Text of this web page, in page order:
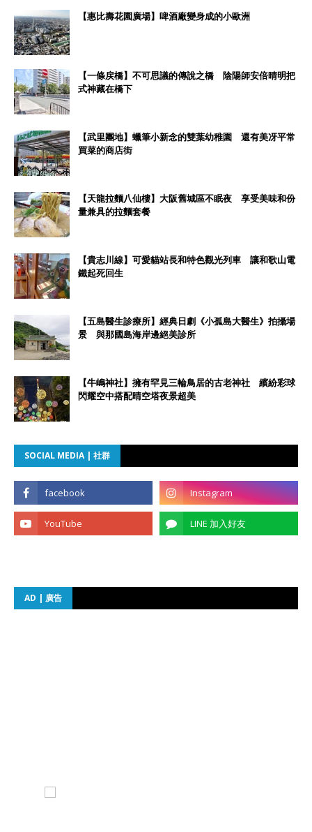
【惠比壽花園廣場】啤酒廠變身成的小歐洲
【一條戻橋】不可思議的傳說之橋 陰陽師安倍晴明把
式神藏在橋下
【武里團地】蠟筆小新念的雙葉幼稚園 還有美冴平常
買菜的商店街
【天龍拉麵八仙樓】大阪舊城區不眠夜 享受美味和份
量兼具的拉麵套餐
【貴志川線】可愛貓站長和特色觀光列車 讓和歌山電
鐵起死回生
【五島醫生診療所】經典日劇《小孤島大醫生》拍攝場
景 與那國島海岸邊絕美診所
【牛嶋神社】擁有罕見三輪鳥居的古老神社 繽紛彩球
閃耀空中搭配晴空塔夜景超美
SOCIAL MEDIA | 社群
AD | 廣告